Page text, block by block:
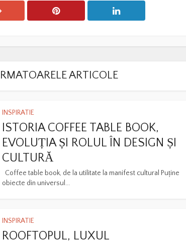
ARTICOLE
INSPIRATIE
ISTORIA COFFEE TABLE BOOK,
EVOLUȚIA ȘI ROLUL ÎN DESIGN ȘI
CULTURĂ
Coffee table book, de la utilitate la manifest cultural Puține
obiecte din universul...
INSPIRATIE
ROOFTOPUL, LUXUL